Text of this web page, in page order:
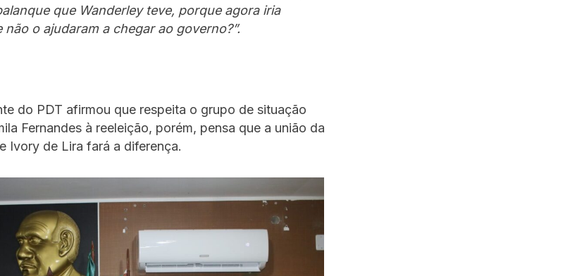
que Wanderley teve, porque agora iria
o ajudaram a chegar ao governo?”.
do PDT afirmou que respeita o grupo de situação
Fernandes à reeleição, porém, pensa que a união da
Ivory de Lira fará a diferença.